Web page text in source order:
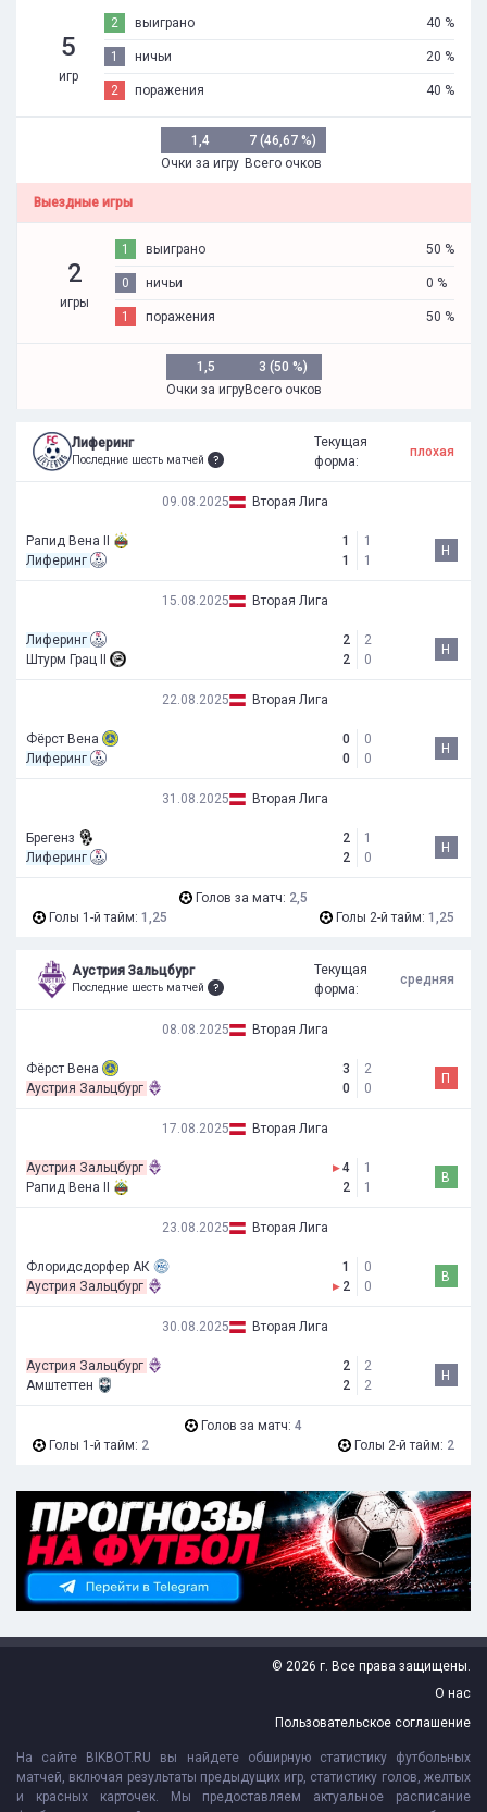
5
игр
2 выиграно 40 %
1 ничьи 20 %
2 поражения 40 %
1,4
Очки за игру
7 (46,67 %)
Всего очков
Выездные игры
2
игры
1 выиграно 50 %
0 ничьи 0 %
1 поражения 50 %
1,5
Очки за игру
3 (50 %)
Всего очков
Лиферинг
Последние шесть матчей
Текущая
форма:
плохая
09.08.2025 Вторая Лига
Рапид Вена II
Лиферинг
1
1
1
1
Н
15.08.2025 Вторая Лига
Лиферинг
Штурм Грац II
2
2
2
0
Н
22.08.2025 Вторая Лига
Фёрст Вена
Лиферинг
0
0
0
0
Н
31.08.2025 Вторая Лига
Брегенз
Лиферинг
2
2
1
0
Н
Голов за матч: 2,5
Голы 1-й тайм: 1,25 Голы 2-й тайм: 1,25
Аустрия Зальцбург
Последние шесть матчей
Текущая
форма:
средняя
08.08.2025 Вторая Лига
Фёрст Вена
Аустрия Зальцбург
3
0
2
0
П
17.08.2025 Вторая Лига
Аустрия Зальцбург
Рапид Вена II
▸4
2
1
1
В
23.08.2025 Вторая Лига
Флоридсдорфер АК
Аустрия Зальцбург
1
▸ 2
0
0
В
30.08.2025 Вторая Лига
Аустрия Зальцбург
Амштеттен
2
2
2
2
Н
Голов за матч: 4
Голы 1-й тайм: 2 Голы 2-й тайм: 2
© 2026 г. Все права защищены.
О нас
Пользовательское соглашение
На сайте BIKBOT.RU вы найдете обширную статистику футбольных
матчей, включая результаты предыдущих игр, статистику голов, желтых
и красных карточек. Мы предоставляем актуальное расписание